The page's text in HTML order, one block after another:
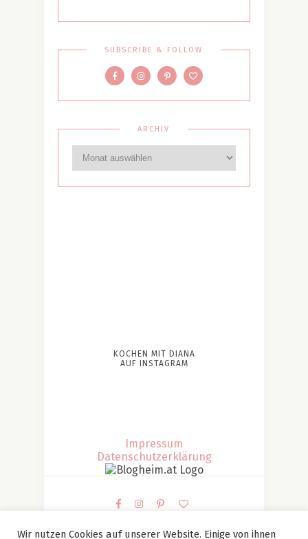
SUBSCRIBE & FOLLOW
ARCHIV
KOCHEN MIT DIANA
AUF INSTAGRAM
Impressum
Datenschutzerklärung
Wir nutzen Cookies auf unserer Website. Einige von ihnen